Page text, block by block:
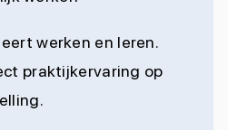
werken en leren.
praktijkervaring op